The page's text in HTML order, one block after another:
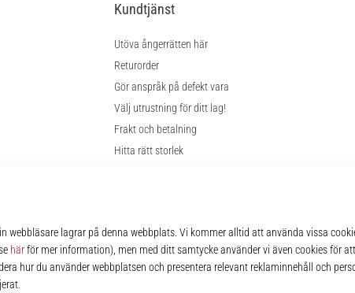
Kundtjänst
Utöva ångerrätten här
Returorder
Gör anspråk på defekt vara
Välj utrustning för ditt lag!
Frakt och betalning
Hitta rätt storlek